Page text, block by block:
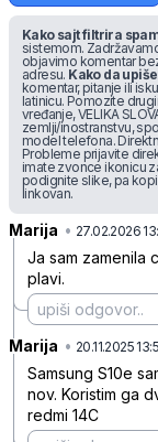
Kako sajt filtrira
sistemom.
objavimo komentar
adresu. Kako da
komentar, pitanje ili
latinicu. Pomozite
vređanje, VELIKA
zemlji/inostranstvu,
model telefona.
Probleme prijavite
imate zvonce ikonicu
podignite slike, pa
linkovan.
Marija • 27.02.2026
Ja sam zamenila
plavi.
Marija • 20.11.2025
Samsung S10e
nov. Koristim ga
redmi 14C